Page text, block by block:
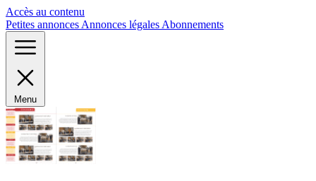
Accès au contenu
Petites annonces Annonces légales Abonnements
Menu
Panneau de gestion des cookies